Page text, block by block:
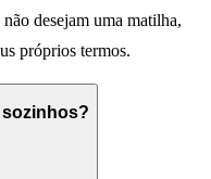
desejam uma matilha,
próprios termos.
sozinhos?